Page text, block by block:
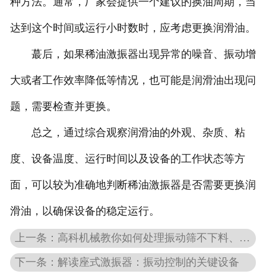
达到这个时间或运行小时数时，应考虑更换润滑油。
蕞后，如果稀油激振器出现异常的噪音、振动增
大或者工作效率降低等情况，也可能是润滑油出现问
题，需要检查并更换。
总之，通过综合观察润滑油的外观、杂质、粘
度、设备温度、运行时间以及设备的工作状态等方
面，可以较为准确地判断稀油激振器是否需要更换润
滑油，以确保设备的稳定运行。
上一条：高科机械教你如何处理振动筛不下料、不走料难题
下一条：解读座式激振器：振动控制的关键设备